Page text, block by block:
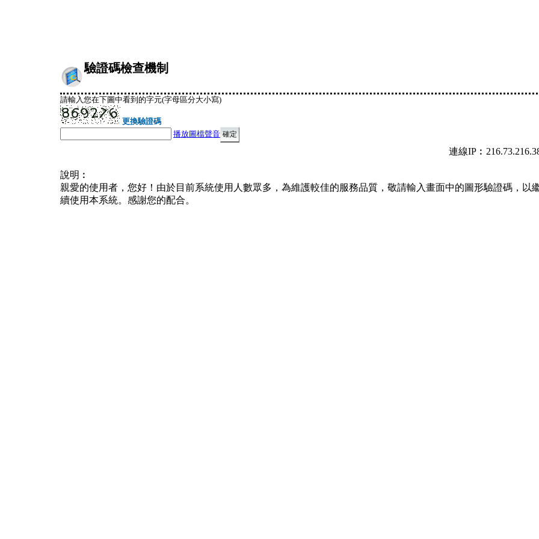
驗證碼檢查機制
請輸入您在下圖中看到的字元(字母區分大小寫)
更換驗證碼
播放圖檔聲音
連線
說明︰
親愛的使用者，您好！由於目前系統使用人數眾多，為維護較佳的服務品質，敬請輸入畫面中的圖形驗證碼，以
續使用本系統。感謝您的配合。